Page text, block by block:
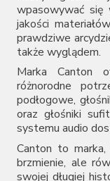
wpasowywać
jakości
prawdziwe
także wyglądem.
Marka Canton
różnorodne
podłogowe,
oraz głośniki
systemu audio
Canton to
brzmienie, ale
swojej długiej